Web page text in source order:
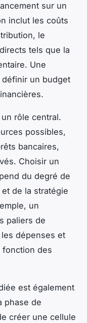
sur un
inclut les coûts
le
tels que la
Une
un budget
rôle central.
possibles,
bancaires,
Choisir un
du degré de
de la stratégie
un
paliers de
dépenses et
fonction des
est également
phase de
créer une cellule